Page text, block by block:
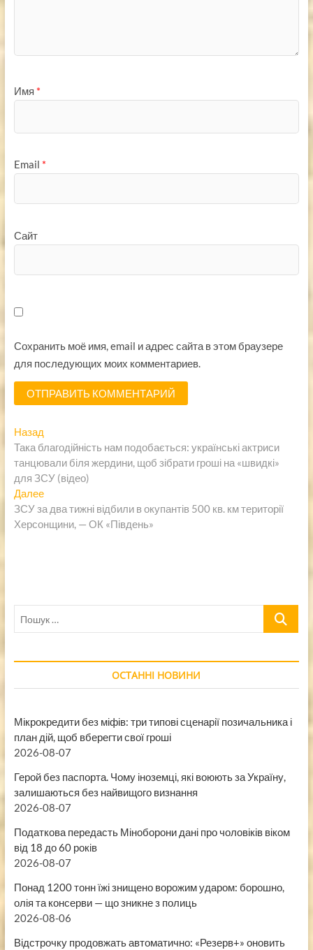
Имя *
Email *
Сайт
Сохранить моё имя, email и адрес сайта в этом браузере
для последующих моих комментариев.
Навигация
по
записям
НазадПредыдущая
запись:
Така благодійність нам подобається: українські актриси
танцювали біля жердини, щоб зібрати гроші на «швидкі»
для ЗСУ (відео)
ДалееСледующая
запись:
ЗСУ за два тижні відбили в окупантів 500 кв. км території
Херсонщини, — ОК «Південь»
Пошук
ОСТАННІ НОВИНИ
Мікрокредити без міфів: три типові сценарії позичальника і
план дій, щоб вберегти свої гроші
2026-08-07
Герой без паспорта. Чому іноземці, які воюють за Україну,
залишаються без найвищого визнання
2026-08-07
Податкова передасть Міноборони дані про чоловіків віком
від 18 до 60 років
2026-08-07
Понад 1200 тонн їжі знищено ворожим ударом: борошно,
олія та консерви — що зникне з полиць
2026-08-06
Відстрочку продовжать автоматично: «Резерв+» оновить